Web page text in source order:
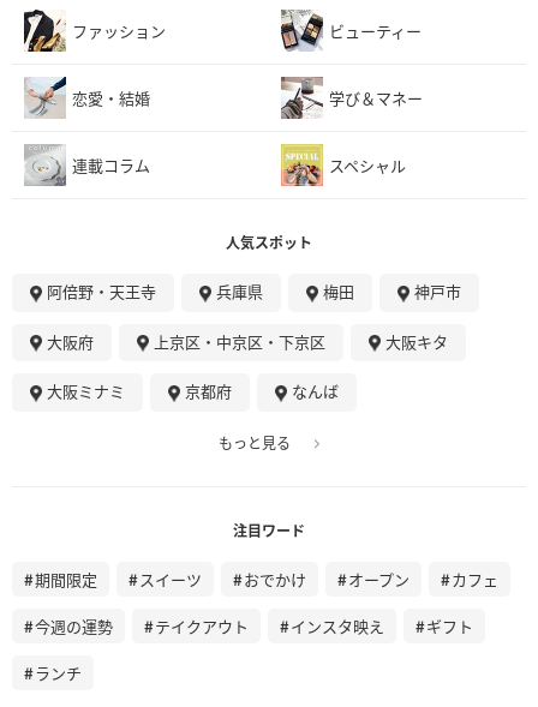
ファッション ビューティー
恋愛・結婚 学び＆マネー
連載コラム スペシャル
人気スポット
阿倍野・天王寺 兵庫県 梅田 神戸市
大阪府 上京区・中京区・下京区 大阪キタ
大阪ミナミ 京都府 なんば
もっと見る
注目ワード
期間限定 スイーツ おでかけ オープン カフェ
今週の運勢 テイクアウト インスタ映え ギフト
ランチ